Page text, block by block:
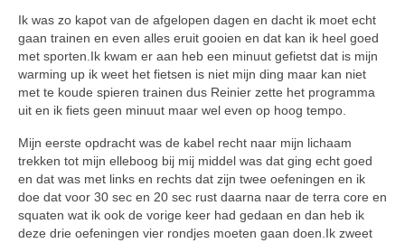
Ik was zo kapot van de afgelopen dagen en dacht ik moet echt
gaan trainen en even alles eruit gooien en dat kan ik heel goed
met sporten.Ik kwam er aan heb een minuut gefietst dat is mijn
warming up ik weet het fietsen is niet mijn ding maar kan niet
met te koude spieren trainen dus Reinier zette het programma
uit en ik fiets geen minuut maar wel even op hoog tempo.
Mijn eerste opdracht was de kabel recht naar mijn lichaam
trekken tot mijn elleboog bij mij middel was dat ging echt goed
en dat was met links en rechts dat zijn twee oefeningen en ik
doe dat voor 30 sec en 20 sec rust daarna naar de terra core en
squaten wat ik ook de vorige keer had gedaan en dan heb ik
deze drie oefeningen vier rondjes moeten gaan doen.Ik zweet